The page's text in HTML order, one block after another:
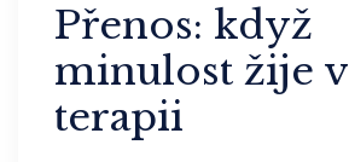
Přenos: když
minulost žije v
terapii